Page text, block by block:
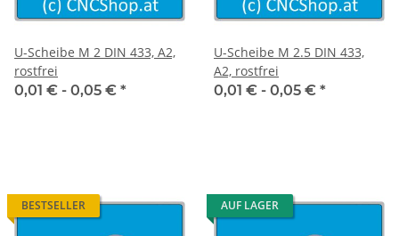
U-Scheibe M 2 DIN 433, A2,
rostfrei
0,01 € - 0,05 € *
U-Scheibe M 2.5 DIN 433,
A2, rostfrei
0,01 € - 0,05 € *
BESTSELLER AUF LAGER